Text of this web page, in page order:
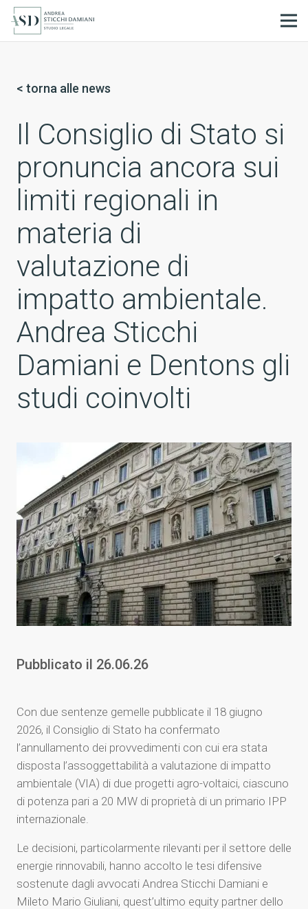
< torna alle news
Il Consiglio di Stato si
pronuncia ancora sui
limiti regionali in
materia di
valutazione di
impatto ambientale.
Andrea Sticchi
Damiani e Dentons gli
studi coinvolti
Pubblicato il 26.06.26
Con due sentenze gemelle pubblicate il 18 giugno
2026, il Consiglio di Stato ha confermato
l’annullamento dei provvedimenti con cui era stata
disposta l’assoggettabilità a valutazione di impatto
ambientale (VIA) di due progetti agro-voltaici, ciascuno
di potenza pari a 20 MW di proprietà di un primario IPP
internazionale.
Le decisioni, particolarmente rilevanti per il settore delle
energie rinnovabili, hanno accolto le tesi difensive
sostenute dagli avvocati Andrea Sticchi Damiani e
Mileto Mario Giuliani, quest’ultimo equity partner dello